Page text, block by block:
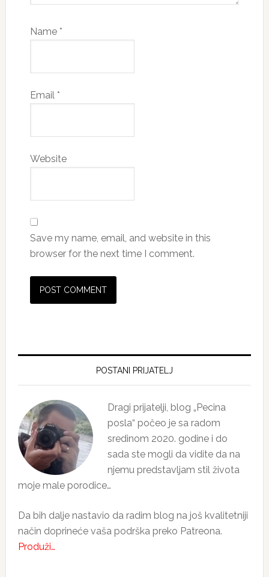
Name *
Email *
Website
Save my name, email, and website in this
browser for the next time I comment.
Primary
POSTANI PRIJATELJ
Dragi prijatelji, blog „Pecina
posla“ počeo je sa radom
sredinom 2020. godine i do
sada ste mogli da vidite da na
njemu predstavljam stil života
moje male porodice…
Da bih dalje nastavio da radim blog na još kvalitetniji
način doprineće vaša podrška preko Patreona.
Produži…